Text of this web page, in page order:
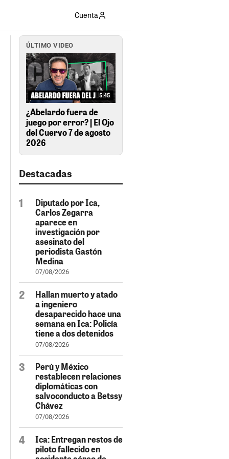
Cuenta
ÚLTIMO VIDEO
5:45
¿Abelardo fuera de
juego por error? | El Ojo
del Cuervo 7 de agosto
2026
Destacadas
Diputado por Ica,
Carlos Zegarra
aparece en
investigación por
asesinato del
periodista Gastón
Medina
07/08/2026
Hallan muerto y atado
a ingeniero
desaparecido hace una
semana en Ica: Policía
tiene a dos detenidos
07/08/2026
Perú y México
restablecen relaciones
diplomáticas con
salvoconducto a Betssy
Chávez
07/08/2026
Ica: Entregan restos de
piloto fallecido en